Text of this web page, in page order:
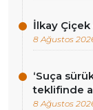
İlkay Çiçek
8 Ağustos
‘Suça
teklifinde
8 Ağustos